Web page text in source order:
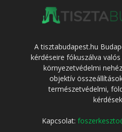
A tisztabudapest.hu
kérdéseire fókuszálva
környezetvédelmi
objektív
természetvédelmi,
Kapcsolat: